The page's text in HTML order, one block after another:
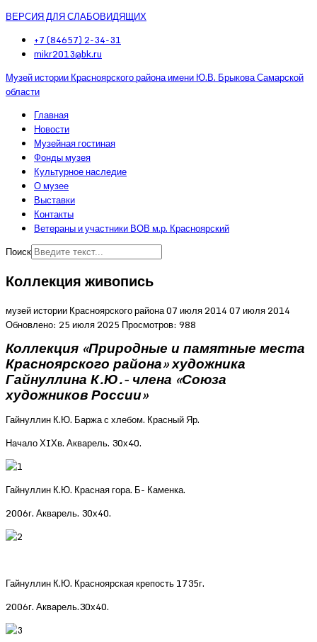
ВЕРСИЯ ДЛЯ СЛАБОВИДЯЩИХ
+7 (84657) 2-34-31
mikr2013@bk.ru
Музей истории Красноярского района имени Ю.В. Брыкова Самарской
области
Главная
Новости
Музейная гостиная
Фонды музея
Культурное наследие
О музее
Выставки
Контакты
Ветераны и участники ВОВ м.р. Красноярский
Поиск
Коллекция живопись
музей истории Красноярского района07 июля 201407 июля 2014
Обновлено: 25 июля 2025 Просмотров: 988
Коллекция «Природные и памятные места
Красноярского района» художника
Гайнуллина К.Ю.- члена «Союза
художников России»
Гайнуллин К.Ю. Баржа с хлебом. Красный Яр.
Начало ХIХв. Акварель. 30х40.
Гайнуллин К.Ю. Красная гора. Б- Каменка.
2006г. Акварель. 30х40.
Гайнуллин К.Ю. Красноярская крепость 1735г.
2006г. Акварель.30х40.